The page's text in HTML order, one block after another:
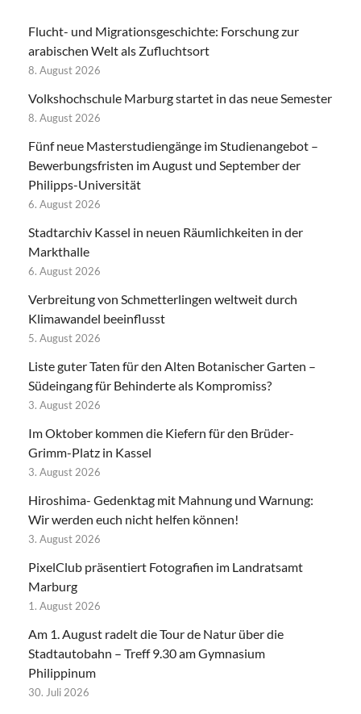
Flucht- und Migrationsgeschichte: Forschung zur
arabischen Welt als Zufluchtsort
8. August 2026
Volkshochschule Marburg startet in das neue Semester
8. August 2026
Fünf neue Masterstudiengänge im Studienangebot –
Bewerbungsfristen im August und September der
Philipps-Universität
6. August 2026
Stadtarchiv Kassel in neuen Räumlichkeiten in der
Markthalle
6. August 2026
Verbreitung von Schmetterlingen weltweit durch
Klimawandel beeinflusst
5. August 2026
Liste guter Taten für den Alten Botanischer Garten –
Südeingang für Behinderte als Kompromiss?
3. August 2026
Im Oktober kommen die Kiefern für den Brüder-
Grimm-Platz in Kassel
3. August 2026
Hiroshima- Gedenktag mit Mahnung und Warnung:
Wir werden euch nicht helfen können!
3. August 2026
PixelClub präsentiert Fotografien im Landratsamt
Marburg
1. August 2026
Am 1. August radelt die Tour de Natur über die
Stadtautobahn – Treff 9.30 am Gymnasium
Philippinum
30. Juli 2026